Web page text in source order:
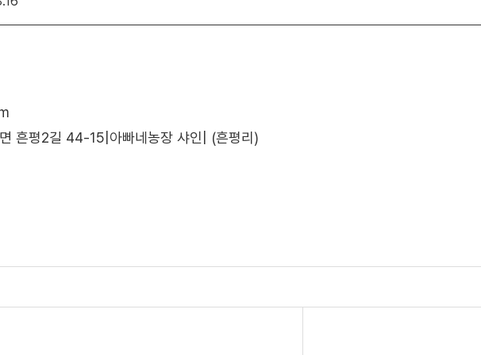
흔평2길 44-15|아빠네농장 샤인| (흔평리)